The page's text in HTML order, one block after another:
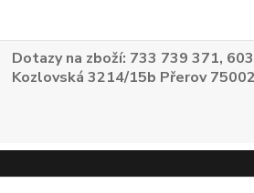
Dotazy na zboží: 733 739 371,
Kozlovská 3214/15b Přerov 75002